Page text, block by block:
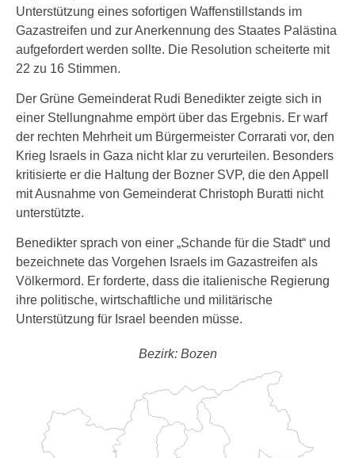
Unterstützung eines sofortigen Waffenstillstands im
Gazastreifen und zur Anerkennung des Staates Palästina
aufgefordert werden sollte. Die Resolution scheiterte mit
22 zu 16 Stimmen.
Der Grüne Gemeinderat Rudi Benedikter zeigte sich in
einer Stellungnahme empört über das Ergebnis. Er warf
der rechten Mehrheit um Bürgermeister Corrarati vor, den
Krieg Israels in Gaza nicht klar zu verurteilen. Besonders
kritisierte er die Haltung der Bozner SVP, die den Appell
mit Ausnahme von Gemeinderat Christoph Buratti nicht
unterstützte.
Benedikter sprach von einer „Schande für die Stadt“ und
bezeichnete das Vorgehen Israels im Gazastreifen als
Völkermord. Er forderte, dass die italienische Regierung
ihre politische, wirtschaftliche und militärische
Unterstützung für Israel beenden müsse.
Bezirk: Bozen